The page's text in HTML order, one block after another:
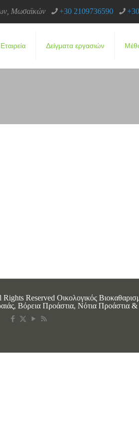
Μωσαϊκών +30 2109736590
Εταιρεία Δείγματα εργασιών
Reserved Οικολογικός
Βόρεια Προάστια, Νότια Προάστια &